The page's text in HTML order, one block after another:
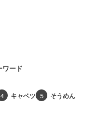
ワード
4 キャベツ 5 そうめん